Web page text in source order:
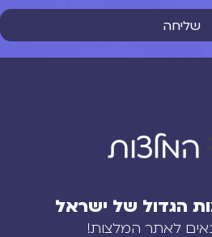
שליחה
הגדול של ישראל
לאתר המלצות!